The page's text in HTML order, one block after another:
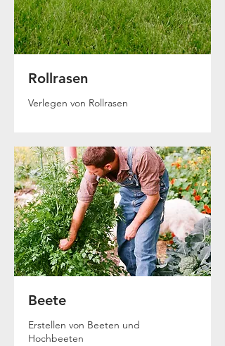
Rollrasen
Verlegen von Rollrasen
Beete
Erstellen von Beeten und
Hochbeeten